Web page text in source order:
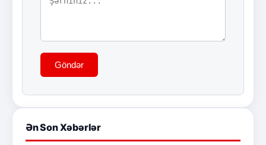
Göndər
Ən Son Xəbərlər